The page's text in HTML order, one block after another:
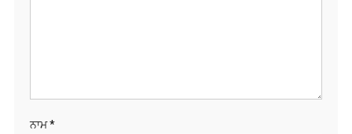
ਨਾਮ*